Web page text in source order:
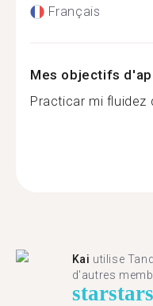
Français
Mes objectifs
Practicar mi fluidez
Kai utilise
d'autres
starstar